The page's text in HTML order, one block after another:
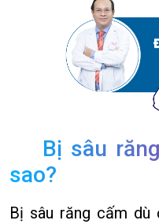
Bị sâu
sao?
Bị sâu răng cấm dù